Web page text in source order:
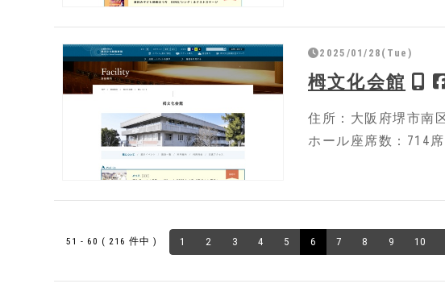
2025/01/28(Tue)
栂文化会館
住所：大阪府堺市南
ホール座席数：714席
51 - 60 ( 216 件中 ) 1 2 3 4 5 6 7 8 9 10